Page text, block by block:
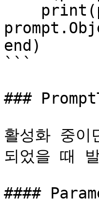
end)
```
###
활성화 중
되었을 때
####